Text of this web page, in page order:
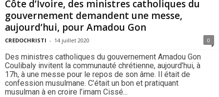
Côte d’Ivoire, des ministres catholiques du
gouvernement demandent une messe,
aujourd’hui, pour Amadou Gon
CREDOCHRISTI - 14 juillet 2020 0
Des ministres catholiques du gouvernement Amadou Gon
Coulibaly invitent la communauté chrétienne, aujourd’hui, à
17h, à une messe pour le repos de son âme. Il était de
confession musulmane. C’était un bon et pratiquant
musulman à en croire l’imam Cissé...